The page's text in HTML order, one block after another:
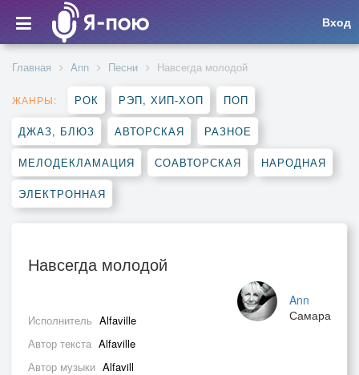
Вход
Главная Ann Песни Навсегда молодой
ЖАНРЫ: РОК РЭП, ХИП-ХОП ПОП
ДЖАЗ, БЛЮЗ АВТОРСКАЯ РАЗНОЕ
МЕЛОДЕКЛАМАЦИЯ СОАВТОРСКАЯ НАРОДНАЯ
ЭЛЕКТРОННАЯ
Навсегда молодой
Ann
Самара
Исполнитель Alfaville
Автор текста Alfaville
Автор музыки Alfavill